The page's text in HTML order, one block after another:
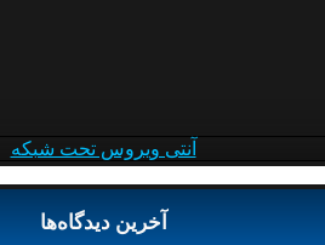
آنتی ویروس تحت شبکه
آخرین دیدگاه‌ها